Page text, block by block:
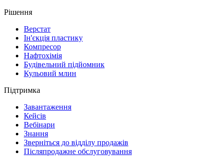
Рішення
Верстат
Ін'єкція пластику
Компресор
Нафтохімія
Будівельний підйомник
Кульовий млин
Підтримка
Завантаження
Кейсів
Вебінари
Знання
Зверніться до відділу продажів
Післяпродажне обслуговування